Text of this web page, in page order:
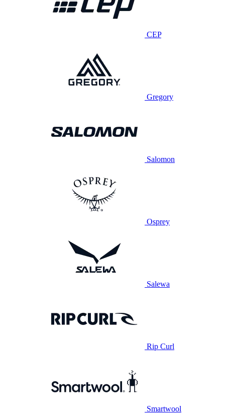
CEP
Gregory
Salomon
Osprey
Salewa
Rip Curl
Smartwool